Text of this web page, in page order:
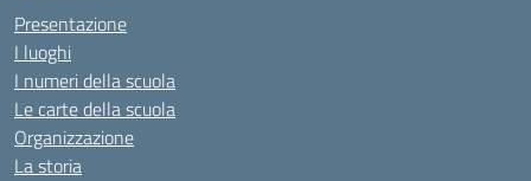
Presentazione
I luoghi
I numeri della scuola
Le carte della scuola
Organizzazione
La storia